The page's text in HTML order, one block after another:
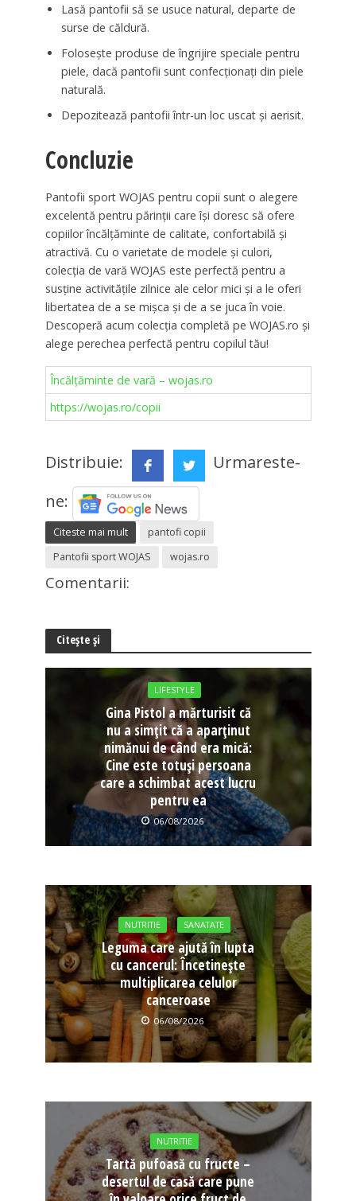
Lasă pantofii să se usuce natural, departe de
surse de căldură.
Folosește produse de îngrijire speciale pentru
piele, dacă pantofii sunt confecționați din piele
naturală.
Depozitează pantofii într-un loc uscat și aerisit.
Concluzie
Pantofii sport WOJAS pentru copii sunt o alegere
excelentă pentru părinții care își doresc să ofere
copiilor încălțăminte de calitate, confortabilă și
atractivă. Cu o varietate de modele și culori,
colecția de vară WOJAS este perfectă pentru a
susține activitățile zilnice ale celor mici și a le oferi
libertatea de a se mișca și de a se juca în voie.
Descoperă acum colecția completă pe WOJAS.ro și
alege perechea perfectă pentru copilul tău!
Încălțăminte de vară – wojas.ro
https://wojas.ro/copii
Distribuie:
Urmareste-
ne:
Citeste mai mult
pantofi copii
Pantofii sport WOJAS
wojas.ro
Comentarii:
Citește și
LIFESTYLE
Gina Pistol a mărturisit că
nu a simțit că a aparținut
nimănui de când era mică:
Cine este totuși persoana
care a schimbat acest lucru
pentru ea
06/08/2026
NUTRITIE SANATATE
Leguma care ajută în lupta
cu cancerul: Încetinește
multiplicarea celulor
canceroase
06/08/2026
NUTRITIE
Tartă pufoasă cu fructe –
desertul de casă care pune